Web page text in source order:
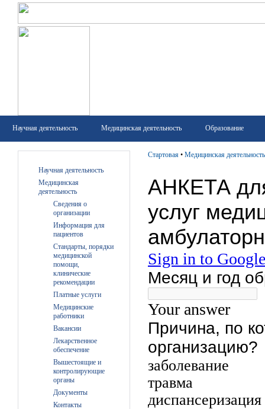
Научная деятельность Медицинская деятельность Образование
Научная деятельность
Медицинская
деятельность
Сведения о
организации
Информация для
пациентов
Стандарты, порядки
медицинской
помощи,
клинические
рекомендации
Платные услуги
Медицинские
работники
Вакансии
Лекарственное
обеспечение
Вышестоящие и
контролирующие
органы
Документы
Контакты
Стартовая • Медицинская деятельность